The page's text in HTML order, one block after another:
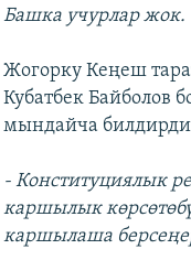
Башка учурлар жок.
Жогорку Кеңеш
Кубатбек Байболов
мындайча
- Конституциялык
каршылык
каршылаша